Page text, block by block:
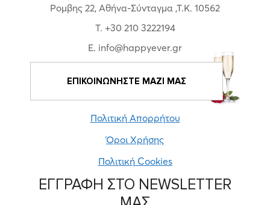
Ρομβης 22, Αθήνα-Σύνταγμα ,Τ.Κ. 10562
T. +30 210 3222194
E. info@happyever.gr
ΕΠΙΚΟΙΝΩΝΗΣΤΕ ΜΑΖΙ ΜΑΣ
Πολιτική Απορρήτου
Όροι Χρήσης
Πολιτική Cookies
ΕΓΓΡΑΦΗ ΣΤΟ NEWSLETTER